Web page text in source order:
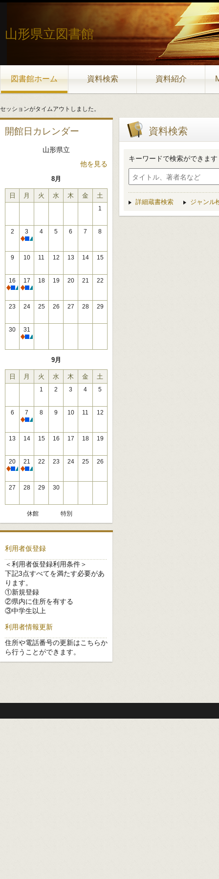
山形県立図書館
図書館ホーム 資料検索 資料紹介
セッションがタイムアウトしました。
開館日カレンダー
山形県立
他を見る
8月
日 月 火 水 木 金 土
1
2
3
休館
4 5 6 7 8
9 10 11 12 13 14 15
16
休館
17
休館
18 19 20 21 22
23 24 25 26 27 28 29
30
31
休館
9月
日 月 火 水 木 金 土
1 2 3 4 5
6
7
休館
8 9 10 11 12
13 14 15 16 17 18 19
20
休館
21
休館
22 23 24 25 26
27 28 29 30
休館 特別
利用者仮登録
＜利用者仮登録利用条件＞
下記3点すべてを満たす必要があ
ります。
①新規登録
②県内に住所を有する
③中学生以上
利用者情報更新
住所や電話番号の更新はこちらか
ら行うことができます。
資料検索
キーワードで検索ができます
詳細蔵書検索 ジャンル